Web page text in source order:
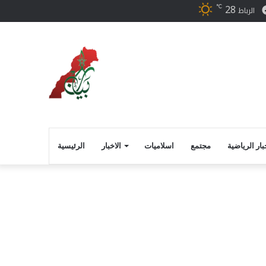
فيسبوك
الرباط 28
℃
الرئيسية الاخبار اسلاميات مجتمع الرياضية